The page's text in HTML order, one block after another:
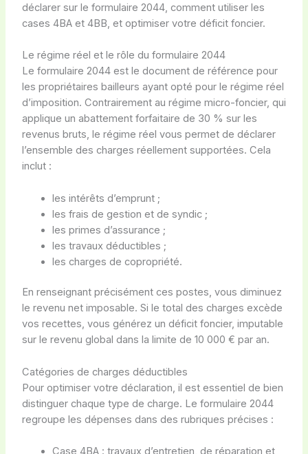
déclarer sur le formulaire 2044, comment utiliser les
cases 4BA et 4BB, et optimiser votre déficit foncier.
Le régime réel et le rôle du formulaire 2044
Le formulaire 2044 est le document de référence pour
les propriétaires bailleurs ayant opté pour le régime réel
d’imposition. Contrairement au régime micro-foncier, qui
applique un abattement forfaitaire de 30 % sur les
revenus bruts, le régime réel vous permet de déclarer
l’ensemble des charges réellement supportées. Cela
inclut :
les intérêts d’emprunt ;
les frais de gestion et de syndic ;
les primes d’assurance ;
les travaux déductibles ;
les charges de copropriété.
En renseignant précisément ces postes, vous diminuez
le revenu net imposable. Si le total des charges excède
vos recettes, vous générez un déficit foncier, imputable
sur le revenu global dans la limite de 10 000 € par an.
Catégories de charges déductibles
Pour optimiser votre déclaration, il est essentiel de bien
distinguer chaque type de charge. Le formulaire 2044
regroupe les dépenses dans des rubriques précises :
Case 4BA : travaux d’entretien, de réparation et